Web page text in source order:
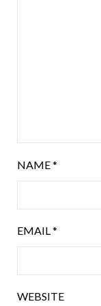
NAME*
EMAIL*
WEBSITE